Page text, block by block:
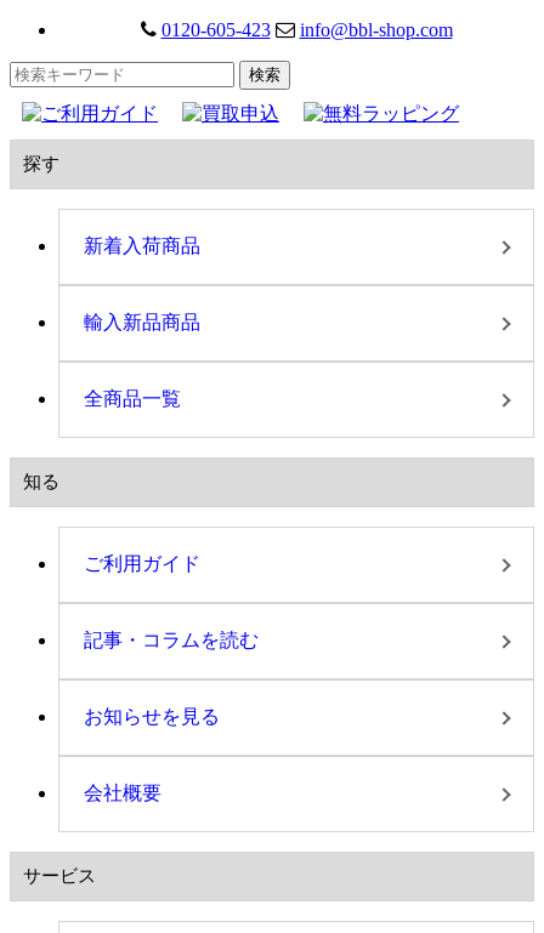
0120-605-423 info@bbl-shop.com
探す
新着入荷商品
輸入新品商品
全商品一覧
知る
ご利用ガイド
記事・コラムを読む
お知らせを見る
会社概要
サービス